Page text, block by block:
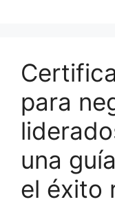
para
una
el éxito